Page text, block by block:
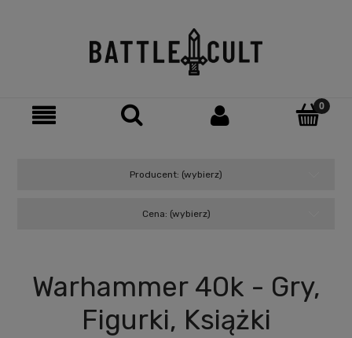
Producent: (wybierz)
Cena: (wybierz)
Warhammer 40k - Gry,
Figurki, Książki